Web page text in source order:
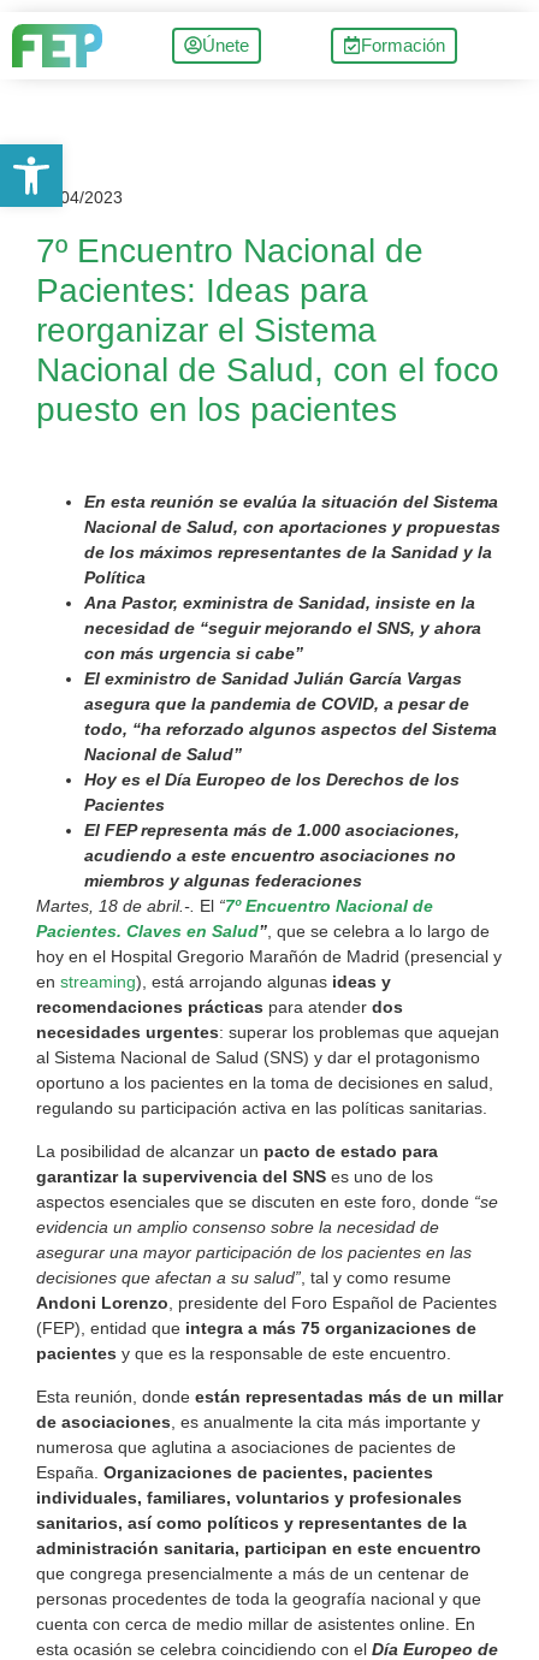
Únete Formación
18/04/2023
7º Encuentro Nacional de
Pacientes: Ideas para
reorganizar el Sistema
Nacional de Salud, con el foco
puesto en los pacientes
En esta reunión se evalúa la situación del Sistema
Nacional de Salud, con aportaciones y propuestas
de los máximos representantes de la Sanidad y la
Política
Ana Pastor, exministra de Sanidad, insiste en la
necesidad de “seguir mejorando el SNS, y ahora
con más urgencia si cabe”
El exministro de Sanidad Julián García Vargas
asegura que la pandemia de COVID, a pesar de
todo, “ha reforzado algunos aspectos del Sistema
Nacional de Salud”
Hoy es el Día Europeo de los Derechos de los
Pacientes
El FEP representa más de 1.000 asociaciones,
acudiendo a este encuentro asociaciones no
miembros y algunas federaciones
Martes, 18 de abril.-. El “7º Encuentro Nacional de
Pacientes. Claves en Salud” , que se celebra a lo largo de
hoy en el Hospital Gregorio Marañón de Madrid (presencial y
en streaming), está arrojando algunas ideas y
recomendaciones prácticas para atender dos
necesidades urgentes: superar los problemas que aquejan
al Sistema Nacional de Salud (SNS) y dar el protagonismo
oportuno a los pacientes en la toma de decisiones en salud,
regulando su participación activa en las políticas sanitarias.
La posibilidad de alcanzar un pacto de estado para
garantizar la supervivencia del SNS es uno de los
aspectos esenciales que se discuten en este foro, donde “se
evidencia un amplio consenso sobre la necesidad de
asegurar una mayor participación de los pacientes en las
decisiones que afectan a su salud” , tal y como resume
Andoni Lorenzo , presidente del Foro Español de Pacientes
(FEP), entidad que integra a más 75 organizaciones de
pacientes y que es la responsable de este encuentro.
Esta reunión, donde están representadas más de un millar
de asociaciones , es anualmente la cita más importante y
numerosa que aglutina a asociaciones de pacientes de
España. Organizaciones de pacientes, pacientes
individuales, familiares, voluntarios y profesionales
sanitarios, así como políticos y representantes de la
administración sanitaria, participan en este encuentro
que congrega presencialmente a más de un centenar de
personas procedentes de toda la geografía nacional y que
cuenta con cerca de medio millar de asistentes online. En
esta ocasión se celebra coincidiendo con el Día Europeo de
Abrir barra de herramientas